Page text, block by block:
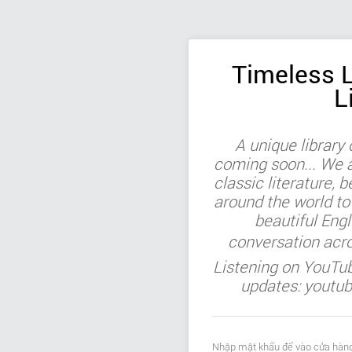
Timeless
A unique library
coming soon... We
classic literature,
around the world
beautiful
conversation
Listening on
updates:
Nhập mật khẩu để vào cửa